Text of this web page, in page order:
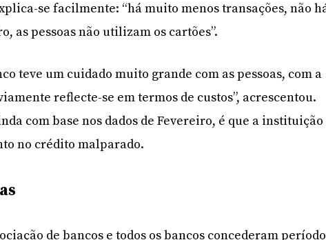
se facilmente: “há muito menos transações, não
as pessoas não utilizam os cartões”.
teve um cuidado muito grande com as pessoas, com a
reflecte-se em termos de custos”, acrescentou.
com base nos dados de Fevereiro, é que a instituição
no crédito malparado.
de bancos e todos os bancos concederam